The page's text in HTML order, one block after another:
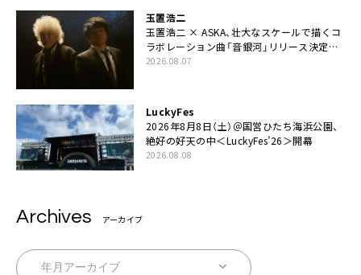
玉置浩二
玉置浩二 × ASKA、壮大なスケールで描くコ
ラボレーション曲「音銀河」リリース決定。
カップリングには新曲「命の宿り」収録も
2026.08.07
LuckyFes
2026年8月8日（土）＠国営ひたち海浜公園、
絶好の好天の中＜LuckyFes’26＞開幕
2026.08.08
Archives アーカイブ